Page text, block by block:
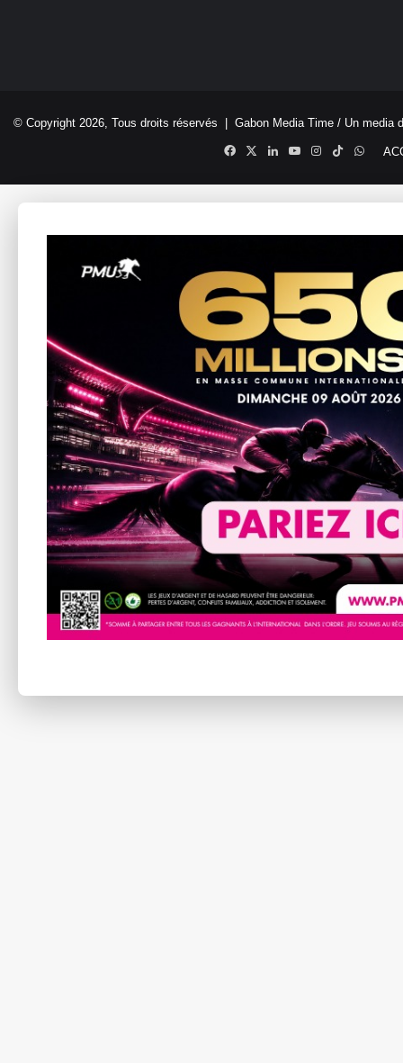
© Copyright 2026, Tous droits réservés | Gabon Media Time / Un media
Facebook
X LinkedinYouTubeInstagram
TikTok